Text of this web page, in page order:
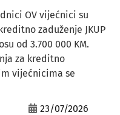
OV vijećnici su
zaduženje JKUP
od 3.700 000 KM.
za kreditno
vijećnicima se
23/07/2026